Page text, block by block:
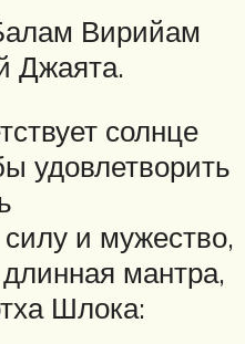
Вирийам
Джаята.
солнце
удовлетворить
и мужество,
мантра,
Шлока: